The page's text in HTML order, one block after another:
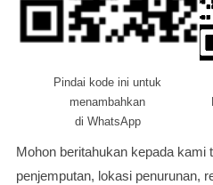
Pindai kode ini untuk
menambahkan
di WhatsApp
Mohon beritahukan kepada kami
penjemputan, lokasi penurunan,